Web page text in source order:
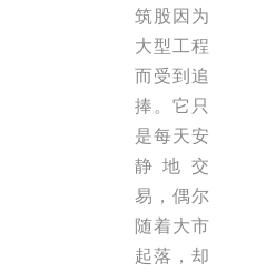
筑股因为
大型工程
而受到追
捧。它只
是每天安
静地交
易，偶尔
随着大市
起落，却